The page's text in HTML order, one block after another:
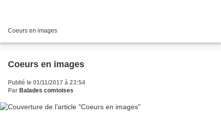
Coeurs en images
Coeurs en images
Publié le 01/11/2017 à 23:54
Par Balades comtoises